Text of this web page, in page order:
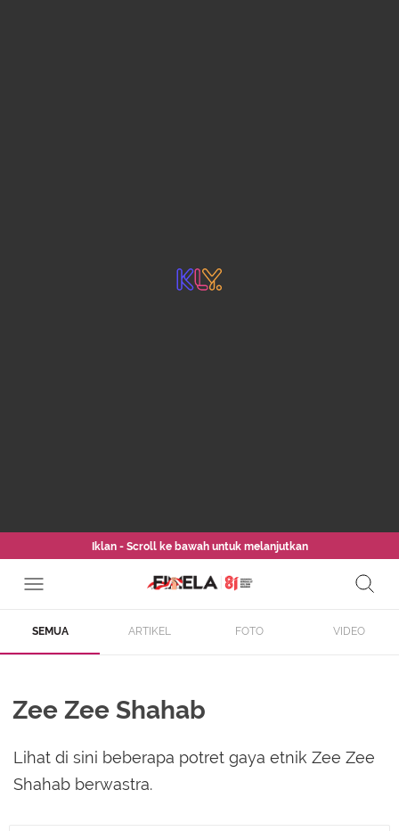
Iklan - Scroll ke bawah untuk melanjutkan
SEMUA ARTIKEL FOTO VIDEO
Zee Zee Shahab
Lihat di sini beberapa potret gaya etnik Zee Zee
Shahab berwastra.